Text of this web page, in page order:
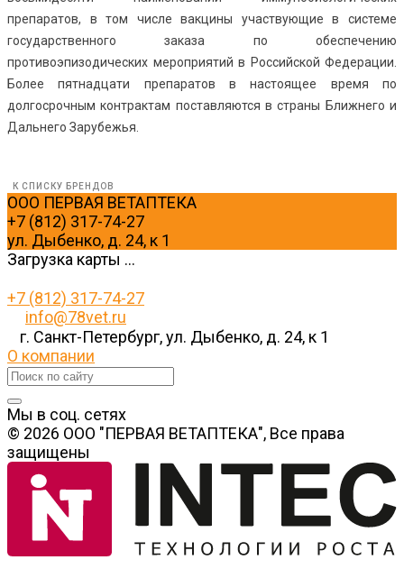
препаратов, в том числе вакцины участвующие в системе
государственного заказа по обеспечению
противоэпизодических мероприятий в Российской Федерации.
Более пятнадцати препаратов в настоящее время по
долгосрочным контрактам поставляются в страны Ближнего и
Дальнего Зарубежья.
К СПИСКУ БРЕНДОВ
ООО ПЕРВАЯ ВЕТАПТЕКА
+7 (812) 317-74-27
ул. Дыбенко, д. 24, к 1
Загрузка карты ...
+7 (812) 317-74-27
info@78vet.ru
г. Санкт-Петербург, ул. Дыбенко, д. 24, к 1
О компании
Мы в соц. сетях
© 2026 ООО "ПЕРВАЯ ВЕТАПТЕКА", Все права
защищены